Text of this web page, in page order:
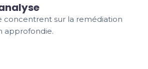
concentrent sur la remédiation
approfondie.